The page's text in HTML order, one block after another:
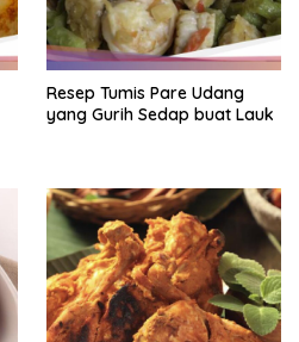
Resep Tumis Pare Udang
yang Gurih Sedap buat Lauk